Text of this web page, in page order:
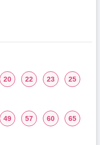
20 22 23
25
49 57 60
65